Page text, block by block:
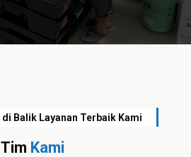
Balik Layanan Terbaik Kami
Tim Kami